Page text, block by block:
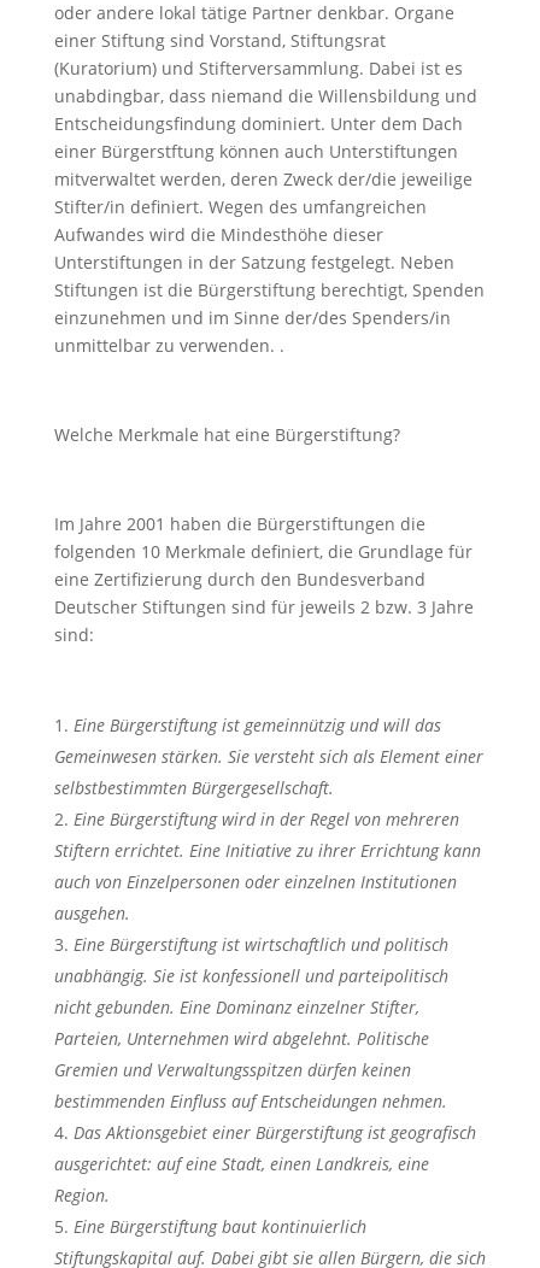
oder andere lokal tätige Partner denkbar. Organe
einer Stiftung sind Vorstand, Stiftungsrat
(Kuratorium) und Stifterversammlung. Dabei ist es
unabdingbar, dass niemand die Willensbildung und
Entscheidungsfindung dominiert. Unter dem Dach
einer Bürgerstftung können auch Unterstiftungen
mitverwaltet werden, deren Zweck der/die jeweilige
Stifter/in definiert. Wegen des umfangreichen
Aufwandes wird die Mindesthöhe dieser
Unterstiftungen in der Satzung festgelegt. Neben
Stiftungen ist die Bürgerstiftung berechtigt, Spenden
einzunehmen und im Sinne der/des Spenders/in
unmittelbar zu verwenden. .
Welche Merkmale hat eine Bürgerstiftung?
Im Jahre 2001 haben die Bürgerstiftungen die
folgenden 10 Merkmale definiert, die Grundlage für
eine Zertifizierung durch den Bundesverband
Deutscher Stiftungen sind für jeweils 2 bzw. 3 Jahre
sind:
Eine Bürgerstiftung ist gemeinnützig und will das
Gemeinwesen stärken. Sie versteht sich als Element einer
selbstbestimmten Bürgergesellschaft.
Eine Bürgerstiftung wird in der Regel von mehreren
Stiftern errichtet. Eine Initiative zu ihrer Errichtung kann
auch von Einzelpersonen oder einzelnen Institutionen
ausgehen.
Eine Bürgerstiftung ist wirtschaftlich und politisch
unabhängig. Sie ist konfessionell und parteipolitisch
nicht gebunden. Eine Dominanz einzelner Stifter,
Parteien, Unternehmen wird abgelehnt. Politische
Gremien und Verwaltungsspitzen dürfen keinen
bestimmenden Einfluss auf Entscheidungen nehmen.
Das Aktionsgebiet einer Bürgerstiftung ist geografisch
ausgerichtet: auf eine Stadt, einen Landkreis, eine
Region.
Eine Bürgerstiftung baut kontinuierlich
Stiftungskapital auf. Dabei gibt sie allen Bürgern, die sich